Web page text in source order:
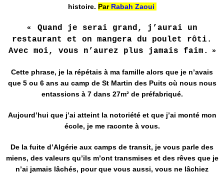
histoire. Par Rabah Zaoui
«
Quand je serai grand, j’aurai un
restaurant et on mangera du poulet rôti.
Avec moi, vous n’aurez plus jamais faim.
»
Cette phrase, je la répétais à ma famille alors que je n’avais
que 5 ou 6 ans au camp de St Martin des Puits où nous nous
entassions à 7 dans 27m² de préfabriqué.
Aujourd’hui que j’ai atteint la notoriété et que j’ai monté mon
école, je me raconte à vous.
De la fuite d’Algérie aux camps de transit, je vous parle des
miens, des valeurs qu’ils m’ont transmises et des rêves que je
n’ai jamais lâchés, pour que vous aussi, vous ne lâchiez